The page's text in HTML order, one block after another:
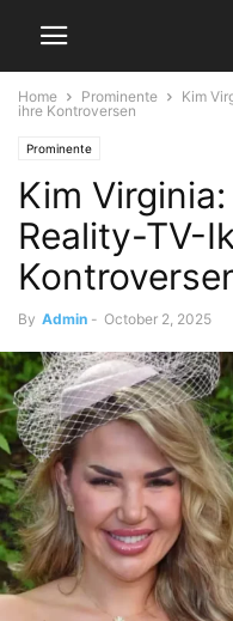
Home Prominente
Kim
ihre Kontroversen
Prominente
Kim
Reality-TV-
By Admin - October 2, 2025